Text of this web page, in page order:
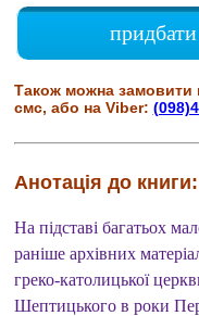
придбати
Також можна замовити
смс, або на Viber:
Анотація до книги:
На підставі багатьох
раніше архівних
греко-католицької
Шептицького в роки